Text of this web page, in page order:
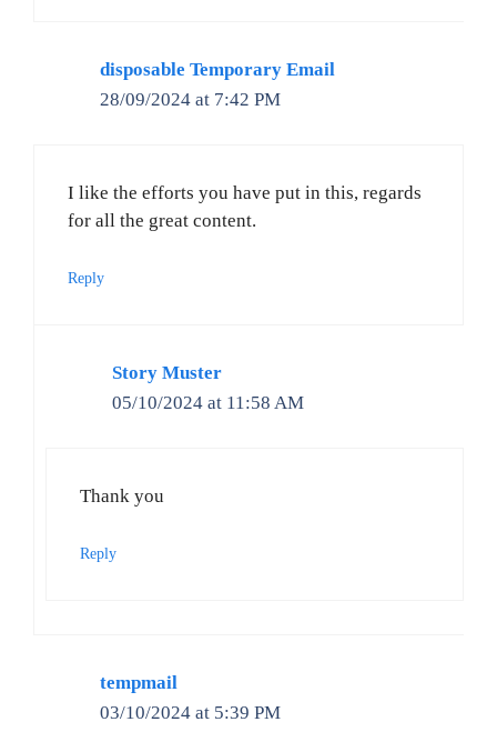
disposable Temporary Email
28/09/2024 at 7:42 PM
I like the efforts you have put in this, regards
for all the great content.
Reply
Story Muster
05/10/2024 at 11:58 AM
Thank you
Reply
tempmail
03/10/2024 at 5:39 PM